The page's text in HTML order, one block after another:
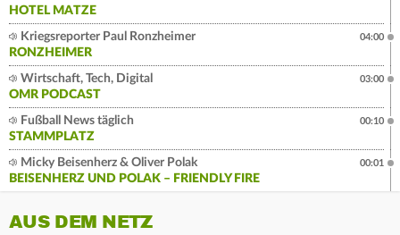
HOTEL MATZE
Kriegsreporter Paul Ronzheimer
RONZHEIMER
04:00
Wirtschaft, Tech, Digital
OMR PODCAST
03:00
Fußball News täglich
STAMMPLATZ
00:10
Micky Beisenherz & Oliver Polak
BEISENHERZ UND POLAK – FRIENDLY FIRE
00:01
AUS DEM NETZ